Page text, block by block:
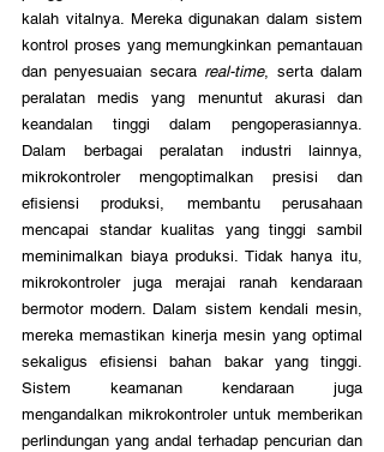
kalah vitalnya. Mereka digunakan dalam sistem
kontrol proses yang memungkinkan pemantauan
dan penyesuaian secara real-time, serta dalam
peralatan medis yang menuntut akurasi dan
keandalan tinggi dalam pengoperasiannya.
Dalam berbagai peralatan industri lainnya,
mikrokontroler mengoptimalkan presisi dan
efisiensi produksi, membantu perusahaan
mencapai standar kualitas yang tinggi sambil
meminimalkan biaya produksi. Tidak hanya itu,
mikrokontroler juga merajai ranah kendaraan
bermotor modern. Dalam sistem kendali mesin,
mereka memastikan kinerja mesin yang optimal
sekaligus efisiensi bahan bakar yang tinggi.
Sistem keamanan kendaraan juga
mengandalkan mikrokontroler untuk memberikan
perlindungan yang andal terhadap pencurian dan